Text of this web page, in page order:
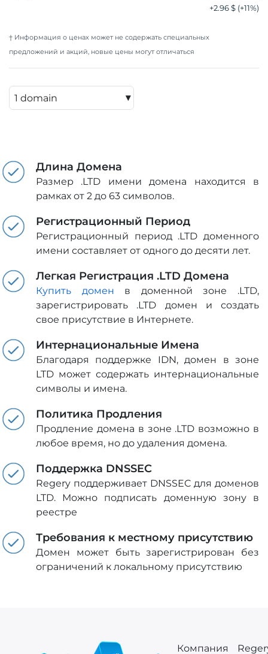
+2.96 $ (+11%)
† Информация о ценах может не содержать специальных
предложений и акций, новые цены могут отличаться
▾
Длина Домена
Размер .LTD имени домена находится в
рамках от 2 до 63 символов.
Регистрационный Период
Регистрационный период .LTD доменного
имени составляет от одного до десяти лет.
Легкая Регистрация .LTD Домена
Купить домен в доменной зоне .LTD,
зарегистрировать .LTD домен и создать
свое присутствие в Интернете.
Интернациональные Имена
Благодаря поддержке IDN, домен в зоне
LTD может содержать интернациональные
символы и имена.
Политика Продления
Продление домена в зоне .LTD возможно в
любое время, но до удаления домена.
Поддержка DNSSEC
Regery поддерживает DNSSEC для доменов
LTD. Можно подписать доменную зону в
реестре
Требования к местному присутствию
Домен может быть зарегистрирован без
ограничений к локальному присутствию
Компания